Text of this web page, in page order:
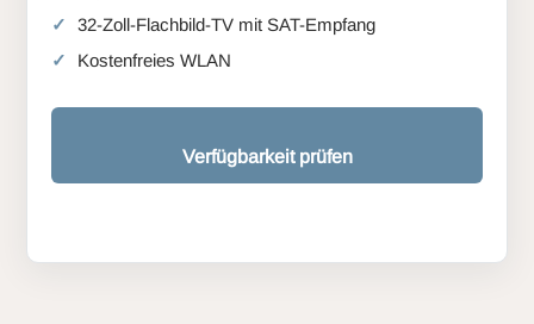
32-Zoll-Flachbild-TV mit SAT-Empfang
Kostenfreies WLAN
Verfügbarkeit prüfen